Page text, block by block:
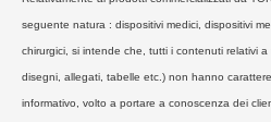
seguente natura : dispositivi medici, dispositivi
chirurgici, si intende che, tutti i contenuti relativi
disegni, allegati, tabelle etc.) non hanno
informativo, volto a portare a conoscenza dei